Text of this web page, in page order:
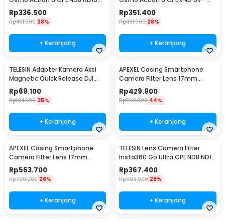
ND32 - S5-FLT-40
Rp336.500
Rp461.900 28%
+ Keranjang
S5-FLT-41
Rp351.400
Rp481.900 28%
+ Keranjang
TELESIN Adapter Kamera Aksi
Magnetic Quick Release DJI
OSMO Nano - S7-JBK-25-TDJ
Rp69.100
Rp104.900 35%
+ Keranjang
APEXEL Casing Smartphone
Camera Filter Lens 17mm
Thread Samsung S25 Ultra -
APL-C17
Rp429.900
Rp760.900 44%
+ Keranjang
APEXEL Casing Smartphone
Camera Filter Lens 17mm
Thread iPhone 17 Pro Max - APL-
C17
Rp563.700
Rp760.900 26%
+ Keranjang
TELESIN Lens Camera Filter
Insta360 Go Ultra CPL ND8 ND16
ND32 - S5-FLT-42
Rp367.400
Rp503.900 28%
+ Keranjang